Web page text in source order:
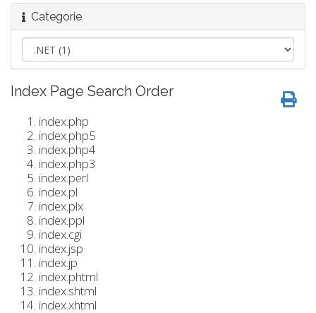
Categorie
Index Page Search Order
index.php
index.php5
index.php4
index.php3
index.perl
index.pl
index.plx
index.ppl
index.cgi
index.jsp
index.jp
index.phtml
index.shtml
index.xhtml